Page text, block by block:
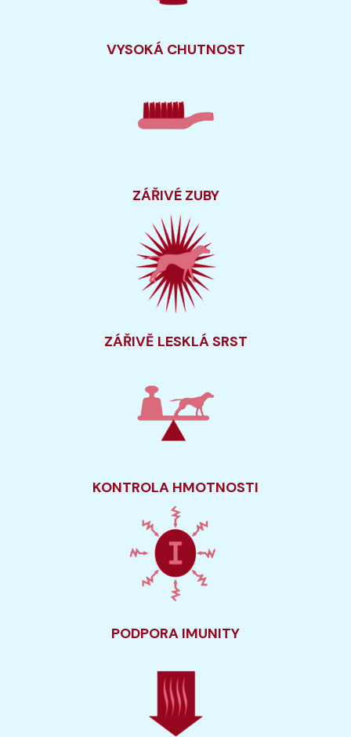
VYSOKÁ CHUTNOST
ZÁŘIVÉ ZUBY
ZÁŘIVĚ LESKLÁ SRST
KONTROLA HMOTNOSTI
PODPORA IMUNITY